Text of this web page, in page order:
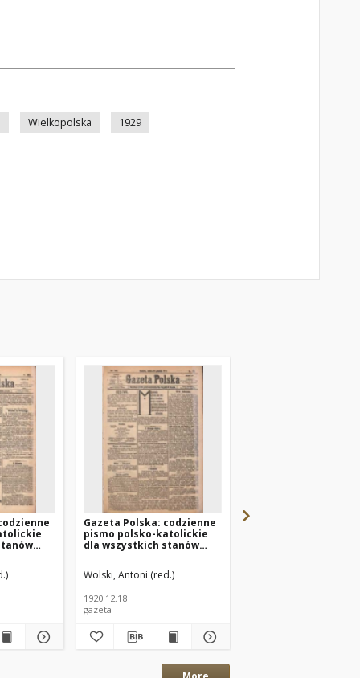
Wielkopolska 1929
Gazeta Polska: codzienne
pismo polsko-katolickie
dla wszystkich stanów
Wolski, Antoni (red.)
1920.12.18
gazeta